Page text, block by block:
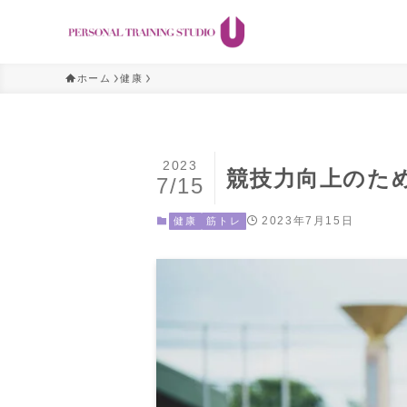
ホーム 健康
競技力向上のた
2023
7/15
健康 筋トレ 2023年7月15日